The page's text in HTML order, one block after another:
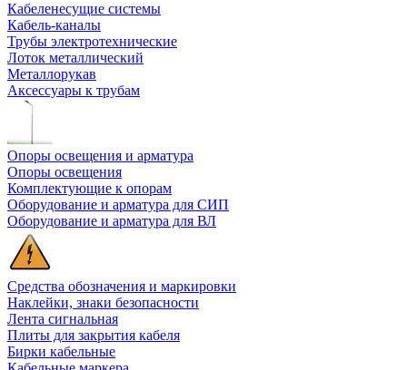
Кабеленесущие системы
Кабель-каналы
Трубы электротехнические
Лоток металлический
Металлорукав
Аксессуары к трубам
Опоры освещения и арматура
Опоры освещения
Комплектующие к опорам
Оборудование и арматура для СИП
Оборудование и арматура для ВЛ
Средства обозначения и маркировки
Наклейки, знаки безопасности
Лента сигнальная
Плиты для закрытия кабеля
Бирки кабельные